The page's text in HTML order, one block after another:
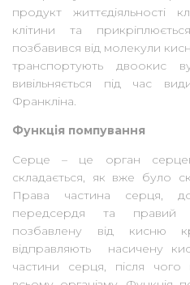
продукт життєдіяльності
клітини та
позбавився від молекули
транспортують двоокис
вивільняється під час
Франкліна.
Функція помпування
Серце – це орган
складається, як вже було
Права частина серця,
передсердя та правий
позбавлену від кисню
відправляють насичену
частини серця, після